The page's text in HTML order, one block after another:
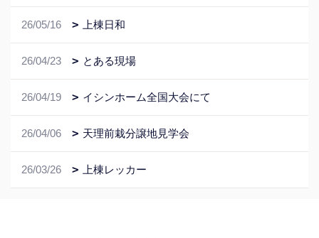
26/05/16 上棟日和
26/04/23 とある現場
26/04/19 イシンホーム全国大会にて
26/04/06 天理前栽分譲地見学会
26/03/26 上棟レッカー